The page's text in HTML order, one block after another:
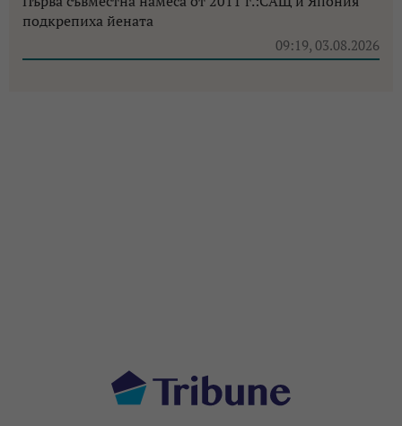
подкрепиха йената
09:19, 03.08.2026